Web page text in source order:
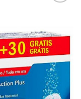
Añadir
a la
lista de
deseos